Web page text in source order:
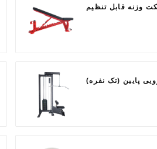
پایین (تک نفره)